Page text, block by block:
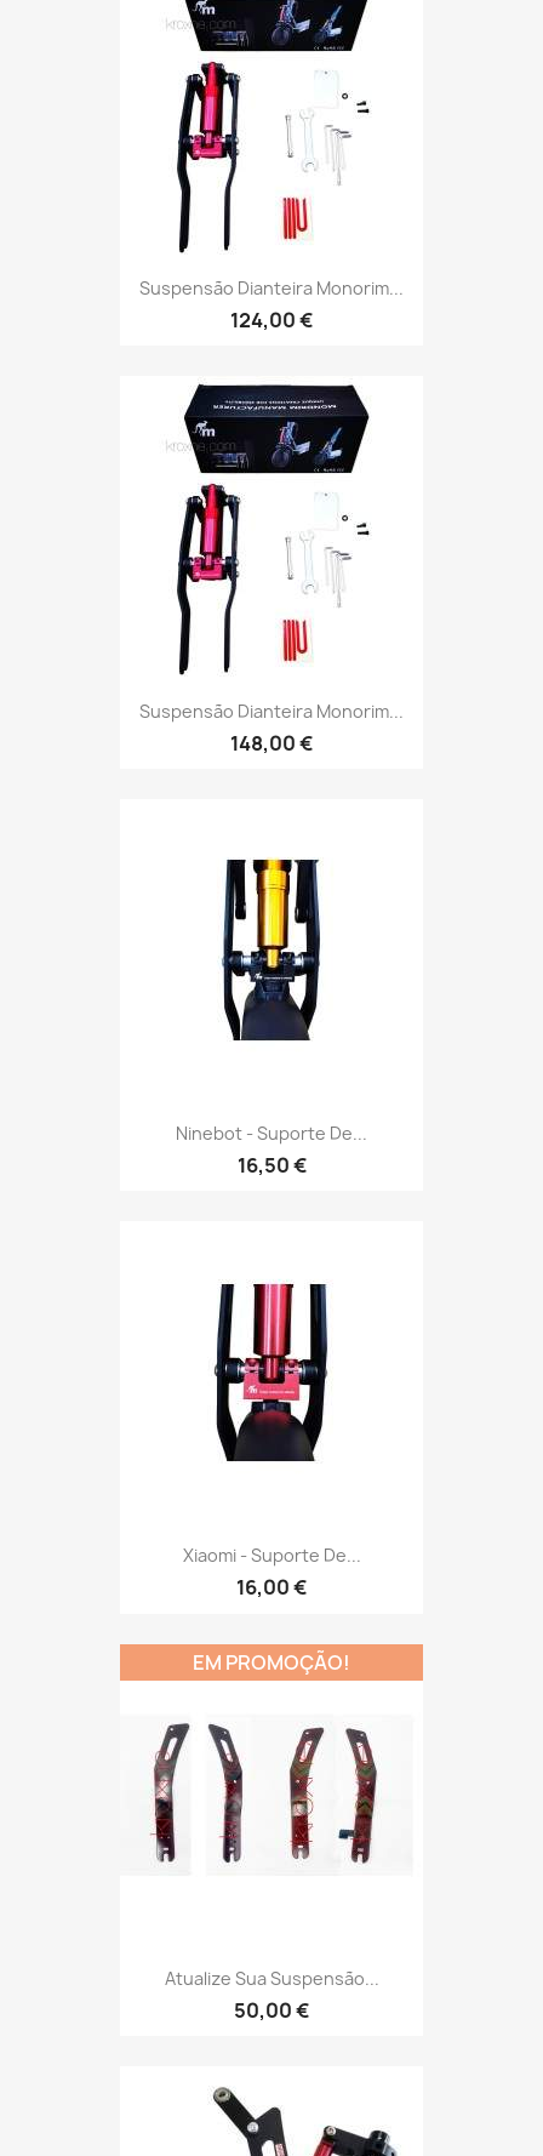
Suspensão Dianteira Monorim...
124,00 €
Suspensão Dianteira Monorim...
148,00 €
Ninebot - Suporte De...
16,50 €
Xiaomi - Suporte De...
16,00 €
Atualize Sua Suspensão...
50,00 €
EM PROMOÇÃO!